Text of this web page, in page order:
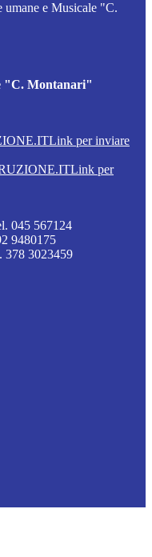
umane e Musicale "C.
"C. Montanari"
Link per inviare
Link per
045 567124
9480175
378 3023459